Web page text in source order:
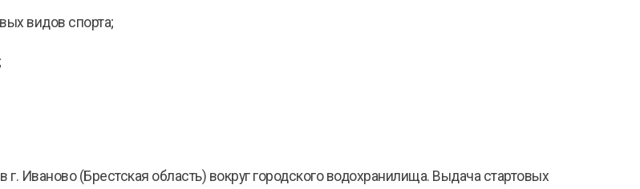
видов спорта;
Иваново (Брестская область) вокруг городского водохранилища. Выдача стартовых